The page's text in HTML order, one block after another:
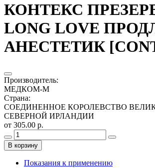
КОНТЕКС
LONG LOVE
АНЕСТЕТИК
Производитель:
МЕДКОМ-М
Страна:
СОЕДИНЕННОЕ КОРОЛЕВСТВО
СЕВЕРНОЙ ИРЛАНДИИ
от 305.00 р.
В корзину
Показания к применению